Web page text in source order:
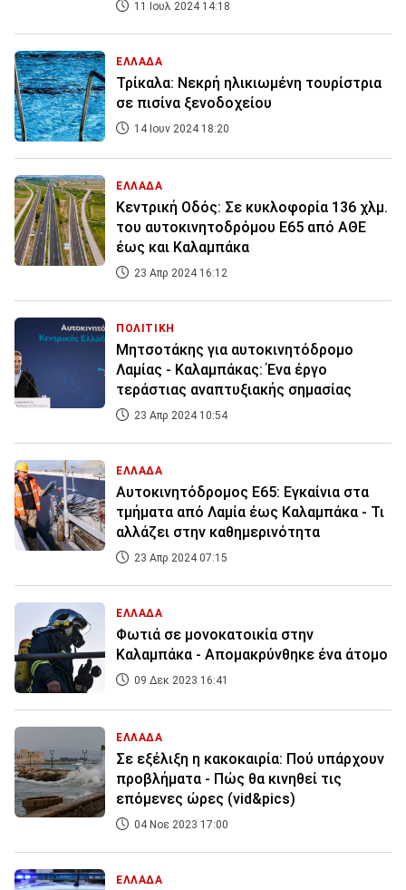
11 Ιουλ 2024 14:18
ΕΛΛΑΔΑ
Τρίκαλα: Νεκρή ηλικιωμένη τουρίστρια
σε πισίνα ξενοδοχείου
14 Ιουν 2024 18:20
ΕΛΛΑΔΑ
Κεντρική Οδός: Σε κυκλοφορία 136 χλμ.
του αυτοκινητοδρόμου Ε65 από ΑΘΕ
έως και Καλαμπάκα
23 Απρ 2024 16:12
ΠΟΛΙΤΙΚΗ
Μητσοτάκης για αυτοκινητόδρομο
Λαμίας - Καλαμπάκας: Ένα έργο
τεράστιας αναπτυξιακής σημασίας
23 Απρ 2024 10:54
ΕΛΛΑΔΑ
Αυτοκινητόδρομος Ε65: Εγκαίνια στα
τμήματα από Λαμία έως Καλαμπάκα - Τι
αλλάζει στην καθημερινότητα
23 Απρ 2024 07:15
ΕΛΛΑΔΑ
Φωτιά σε μονοκατοικία στην
Καλαμπάκα - Απομακρύνθηκε ένα άτομο
09 Δεκ 2023 16:41
ΕΛΛΑΔΑ
Σε εξέλιξη η κακοκαιρία: Πού υπάρχουν
προβλήματα - Πώς θα κινηθεί τις
επόμενες ώρες (vid&pics)
04 Νοε 2023 17:00
ΕΛΛΑΔΑ